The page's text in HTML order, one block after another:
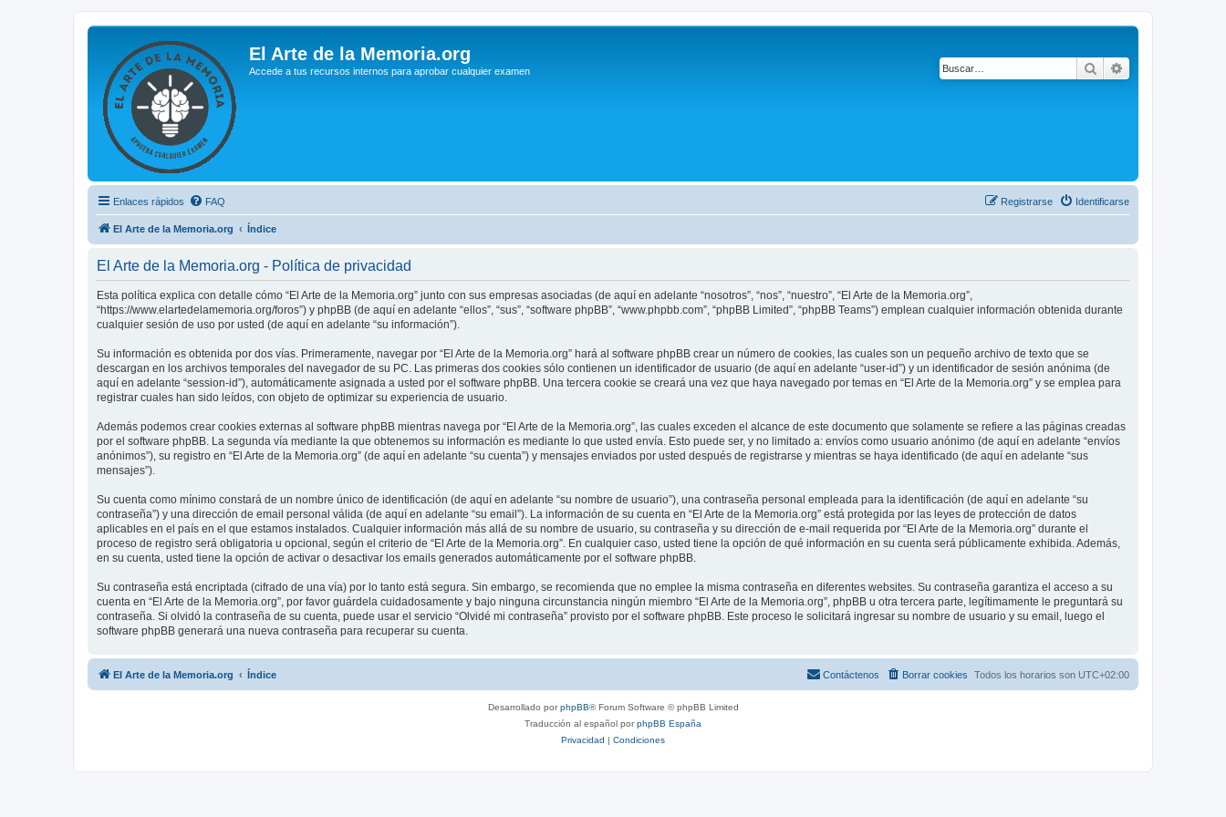
El Arte de la Memoria.org
Accede a tus recursos internos para aprobar cualquier examen Buscar
Enlaces rápidos FAQ Identificarse
Registrarse
El Arte de la Memoria.org Índice
El Arte de la Memoria.org - Política de privacidad
Esta política explica con detalle cómo “El Arte de la Memoria.org” junto con sus empresas asociadas (de aquí en adelante “nosotros”, “nos”, “nuestro”, “El Arte de la Memoria.org”,
“https://www.elartedelamemoria.org/foros”) y phpBB (de aquí en adelante “ellos”, “sus”, “software phpBB”, “www.phpbb.com”, “phpBB Limited”, “phpBB Teams”) emplean cualquier información obtenida durante
cualquier sesión de uso por usted (de aquí en adelante “su información”).
Su información es obtenida por dos vías. Primeramente, navegar por “El Arte de la Memoria.org” hará al software phpBB crear un número de cookies, las cuales son un pequeño archivo de texto que se
descargan en los archivos temporales del navegador de su PC. Las primeras dos cookies sólo contienen un identificador de usuario (de aquí en adelante “user-id”) y un identificador de sesión anónima (de
aquí en adelante “session-id”), automáticamente asignada a usted por el software phpBB. Una tercera cookie se creará una vez que haya navegado por temas en “El Arte de la Memoria.org” y se emplea para
registrar cuales han sido leídos, con objeto de optimizar su experiencia de usuario.
Además podemos crear cookies externas al software phpBB mientras navega por “El Arte de la Memoria.org”, las cuales exceden el alcance de este documento que solamente se refiere a las páginas creadas
por el software phpBB. La segunda vía mediante la que obtenemos su información es mediante lo que usted envía. Esto puede ser, y no limitado a: envíos como usuario anónimo (de aquí en adelante “envíos
anónimos”), su registro en “El Arte de la Memoria.org” (de aquí en adelante “su cuenta”) y mensajes enviados por usted después de registrarse y mientras se haya identificado (de aquí en adelante “sus
mensajes”).
Su cuenta como mínimo constará de un nombre único de identificación (de aquí en adelante “su nombre de usuario”), una contraseña personal empleada para la identificación (de aquí en adelante “su
contraseña”) y una dirección de email personal válida (de aquí en adelante “su email”). La información de su cuenta en “El Arte de la Memoria.org” está protegida por las leyes de protección de datos
aplicables en el país en el que estamos instalados. Cualquier información más allá de su nombre de usuario, su contraseña y su dirección de e-mail requerida por “El Arte de la Memoria.org” durante el
proceso de registro será obligatoria u opcional, según el criterio de “El Arte de la Memoria.org”. En cualquier caso, usted tiene la opción de qué información en su cuenta será públicamente exhibida. Además,
en su cuenta, usted tiene la opción de activar o desactivar los emails generados automáticamente por el software phpBB.
Su contraseña está encriptada (cifrado de una vía) por lo tanto está segura. Sin embargo, se recomienda que no emplee la misma contraseña en diferentes websites. Su contraseña garantiza el acceso a su
cuenta en “El Arte de la Memoria.org”, por favor guárdela cuidadosamente y bajo ninguna circunstancia ningún miembro “El Arte de la Memoria.org”, phpBB u otra tercera parte, legítimamente le preguntará su
contraseña. Si olvidó la contraseña de su cuenta, puede usar el servicio “Olvidé mi contraseña” provisto por el software phpBB. Este proceso le solicitará ingresar su nombre de usuario y su email, luego el
software phpBB generará una nueva contraseña para recuperar su cuenta.
El Arte de la Memoria.org Índice Todos los horarios son UTC+02:00
Borrar cookies
Contáctenos
Desarrollado porphpBB® Forum Software © phpBB Limited
Traducción al español porphpBB España
Privacidad | Condiciones